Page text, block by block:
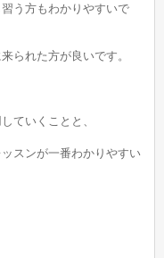
う方もわかりやすいで
られた方が良いです。
ていくことと、
スンが一番わかりやすい